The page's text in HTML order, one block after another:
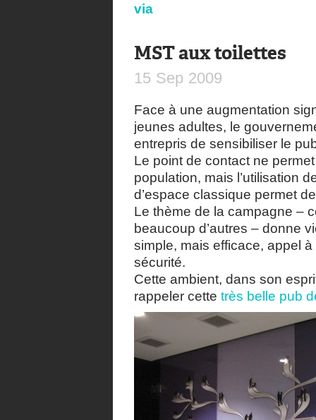
via
MST aux toilettes
15 Sep 2009
Face à une augmentation
jeunes adultes, le
entrepris de sensibiliser le
Le point de contact ne
population, mais l’utilisation
d’espace classique permet
Le thème de la campagne –
beaucoup d’autres – donne
simple, mais efficace, appel
sécurité.
Cette ambient, dans son
rappeler cette très belle pub